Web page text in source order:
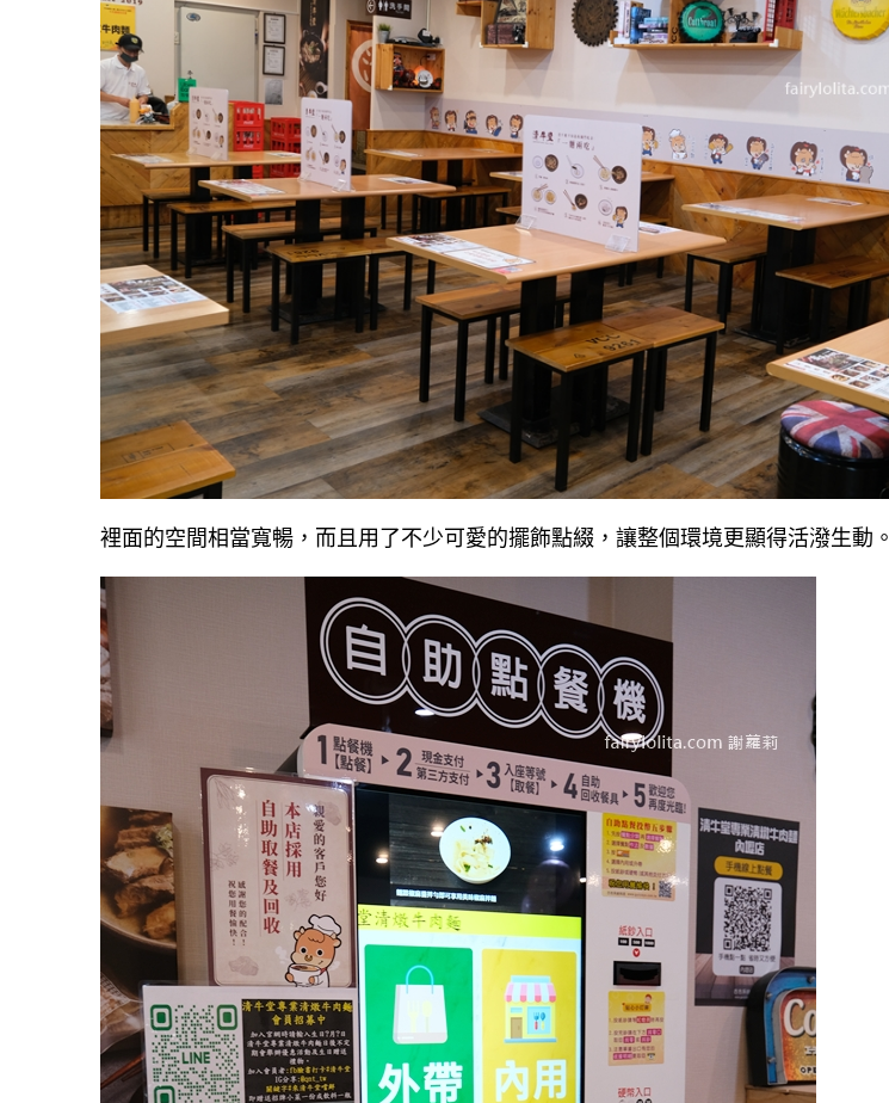
裡面的空間相當寬暢，而且用了不少可愛的擺飾點綴，讓整個環境更顯得活潑生動。